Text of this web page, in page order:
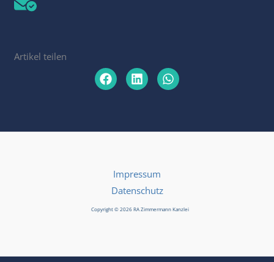
Artikel teilen
Impressum
Datenschutz
Copyright © 2026 RA Zimmermann Kanzlei